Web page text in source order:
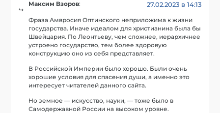
Максим Взоров: 27.02.2023 в 14:13
Фраза Амвросия Оптинского неприложима к жизни
государства. Иначе идеалом для христианина была бы
Швейцария. По Леонтьеву, чем сложнее, иерархичнее
устроено государство, тем более здоровую
конструкцию оно из себя представляет.
В Российской Империи было хорошо. Были очень
хорошие условия для спасения души, а именно это
интересует читателей данного сайта.
Но земное — искусство, науки, — тоже было в
Самодержавной России на высоком уровне.